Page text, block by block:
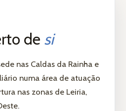
de si
nas Caldas da Rainha e
numa área de atuação
nas zonas de Leiria,